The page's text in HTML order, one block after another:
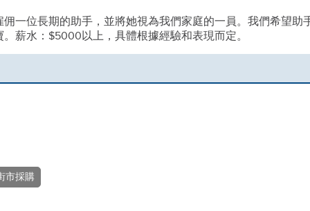
一位長期的助手，並將她視為我們家庭的一員。我們希望助
薪水：$5000以上，具體根據經驗和表現而定。
市採購